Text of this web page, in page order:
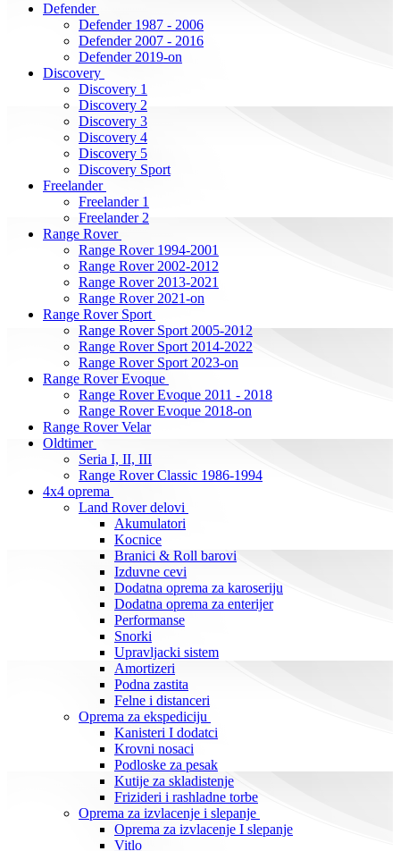
Defender
Defender 1987 - 2006
Defender 2007 - 2016
Defender 2019-on
Discovery
Discovery 1
Discovery 2
Discovery 3
Discovery 4
Discovery 5
Discovery Sport
Freelander
Freelander 1
Freelander 2
Range Rover
Range Rover 1994-2001
Range Rover 2002-2012
Range Rover 2013-2021
Range Rover 2021-on
Range Rover Sport
Range Rover Sport 2005-2012
Range Rover Sport 2014-2022
Range Rover Sport 2023-on
Range Rover Evoque
Range Rover Evoque 2011 - 2018
Range Rover Evoque 2018-on
Range Rover Velar
Oldtimer
Seria I, II, III
Range Rover Classic 1986-1994
4x4 oprema
Land Rover delovi
Akumulatori
Kocnice
Branici & Roll barovi
Izduvne cevi
Dodatna oprema za karoseriju
Dodatna oprema za enterijer
Performanse
Snorki
Upravljacki sistem
Amortizeri
Podna zastita
Felne i distanceri
Oprema za ekspediciju
Kanisteri I dodatci
Krovni nosaci
Podloske za pesak
Kutije za skladistenje
Frizideri i rashladne torbe
Oprema za izvlacenje i slepanje
Oprema za izvlacenje I slepanje
Vitlo